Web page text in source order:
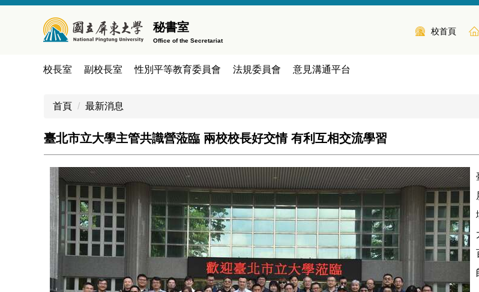
秘書室
Office of the Secretariat
校首頁
校長室 副校長室 性別平等教育委員會 法規委員會 意見溝通平台
首頁 最新消息
臺北市立大學主管共識營蒞臨 兩校校長好交情 有利互相交流學習